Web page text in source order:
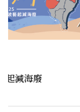
2025波光星